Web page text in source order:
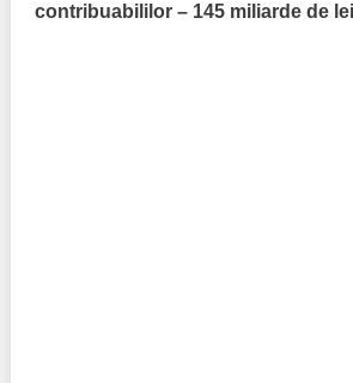
contribuabililor – 145 miliarde de lei